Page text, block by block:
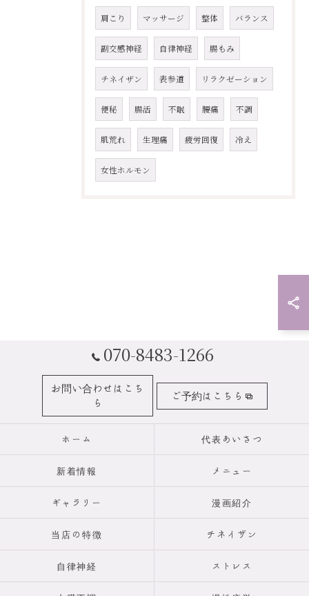
肩こり マッサージ 整体 バランス
副交感神経 自律神経 腸もみ
チネイザン 表参道 リラクゼーション
便秘 腸活 不眠 腰痛 不調
肌荒れ 生理痛 疲労回復 冷え
女性ホルモン
070-8483-1266
お問い合わせはこち
ら
ご予約はこちら
ホーム 代表あいさつ
新着情報 メニュー
ギャラリー 漫画紹介
当店の特徴 チネイザン
自律神経 ストレス